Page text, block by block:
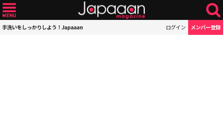
手洗いをしっかりしよう！Japaaan ログイン メンバー登録